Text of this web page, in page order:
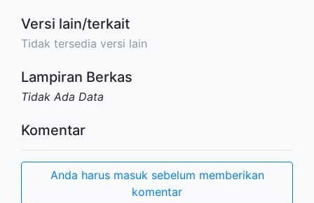
Versi lain/terkait
Tidak tersedia versi lain
Lampiran Berkas
Tidak Ada Data
Komentar
Anda harus masuk sebelum memberikan
komentar